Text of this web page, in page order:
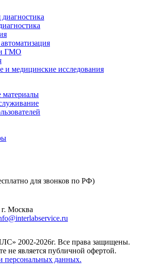
и ГМО
и медицинские исследования
материалы
для звонков по РФ)
Москва
2002-2026г. Все права защищены.
не является публичной офертой.
персональных данных.